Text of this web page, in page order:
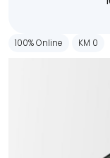
100% Online KM 0